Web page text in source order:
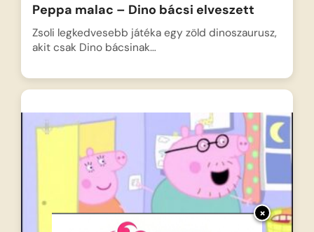
×
Peppa malac – Dino bácsi elveszett
Zsoli legkedvesebb játéka egy zöld dinoszaurusz,
akit csak Dino bácsinak…